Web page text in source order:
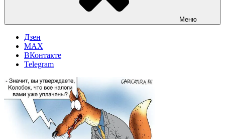
Меню
Дзен
MAX
ВКонтакте
Telegram